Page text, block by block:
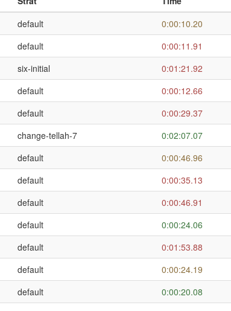
default 0:00:10.20
default 0:00:11.91
six-initial 0:01:21.92
default 0:00:12.66
default 0:00:29.37
change-tellah-7 0:02:07.07
default 0:00:46.96
default 0:00:35.13
default 0:00:46.91
default 0:00:24.06
default 0:01:53.88
default 0:00:24.19
default 0:00:20.08